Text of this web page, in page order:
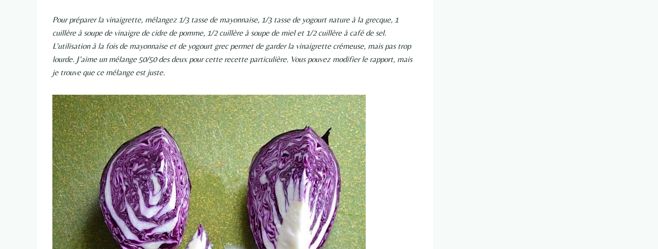
Pour préparer la vinaigrette, mélangez 1/3 tasse de mayonnaise, 1/3 tasse de yogourt nature à la grecque, 1
cuillère à soupe de vinaigre de cidre de pomme, 1/2 cuillère à soupe de miel et 1/2 cuillère à café de sel.
L’utilisation à la fois de mayonnaise et de yogourt grec permet de garder la vinaigrette crémeuse, mais pas trop
lourde. J’aime un mélange 50/50 des deux pour cette recette particulière. Vous pouvez modifier le rapport, mais
je trouve que ce mélange est juste.